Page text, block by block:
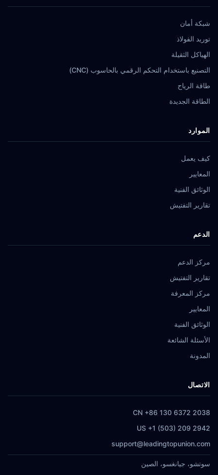
شبكة أمان
توريد الفولاذ
الهياكل الثقيلة
التصنيع باستخدام التحكم الرقمي بالحاسوب (CNC)
طاقة الرياح
الطاقة الجديدة
الموارد
كيف يعمل
المعايير
الوثائق الفنية
تقارير التفتيش
الدعم
مركز الدعم
تقارير التفتيش
مركز المعرفة
المعايير
الوثائق الفنية
الأسئلة الشائعة
المدونة
الاتصال
CN +86 130 6372 2038
US +1 (503) 209 2942
support@leadingtopunion.com
سوتشو، جيانغسو، الصين